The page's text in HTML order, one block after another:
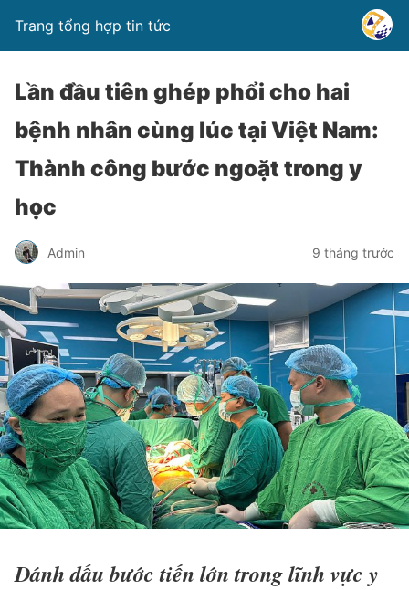
Trang tổng hợp tin tức
Lần đầu tiên ghép phổi cho hai
bệnh nhân cùng lúc tại Việt Nam:
Thành công bước ngoặt trong y
học
Admin 9 tháng trước
Đánh dấu bước tiến lớn trong lĩnh vực y